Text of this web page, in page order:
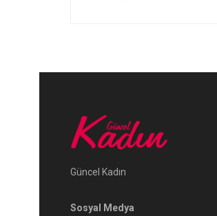
Güncel Kadın
Sosyal Medya